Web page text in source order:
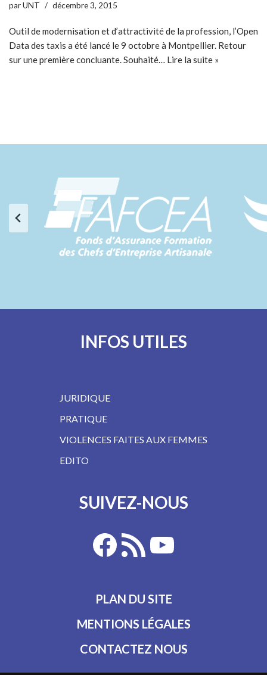
parUNT décembre 3, 2015
Outil de modernisation et d’attractivité de la profession, l’Open
Data des taxis a été lancé le 9 octobre à Montpellier. Retour
sur une première concluante. Souhaité… Lire la suite »
INFOS UTILES
JURIDIQUE
PRATIQUE
VIOLENCES FAITES AUX FEMMES
EDITO
SUIVEZ-NOUS
PLAN DU SITE
MENTIONS LÉGALES
CONTACTEZ NOUS